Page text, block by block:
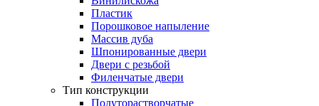
Пластик
Порошковое напыление
Массив дуба
Шпонированные двери
Двери с резьбой
Филенчатые двери
Тип конструкции
Полуторастворчатые